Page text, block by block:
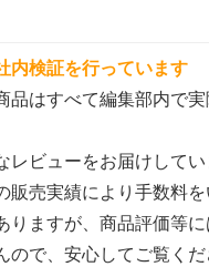
内検証を行っています
品はすべて編集部内で
レビューをお届けしてい
販売実績により手数料
りますが、商品評価等
ので、安心してご覧くだ